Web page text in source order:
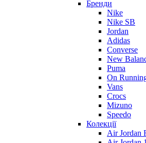
Бренди
Nike
Nike SB
Jordan
Adidas
Converse
New
Puma
On
Vans
Crocs
Mizuno
Speedo
Колекції
Air Jordan